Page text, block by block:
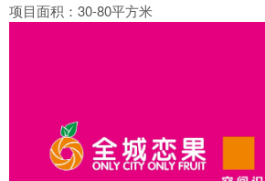
项目面积：30-80平方米